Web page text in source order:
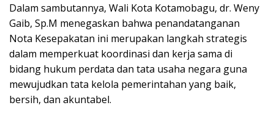
Dalam sambutannya, Wali Kota Kotamobagu, dr. Weny
Gaib, Sp.M menegaskan bahwa penandatanganan
Nota Kesepakatan ini merupakan langkah strategis
dalam memperkuat koordinasi dan kerja sama di
bidang hukum perdata dan tata usaha negara guna
mewujudkan tata kelola pemerintahan yang baik,
bersih, dan akuntabel.